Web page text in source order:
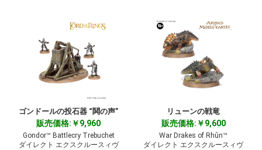
ゴンドールの投石器 “鬨の声”
販売価格:￥9,960
Gondor™ Battlecry Trebuchet
ダイレクト エクスクルースィヴ
リューンの戦竜
販売価格:￥9,600
War Drakes of Rhûn™
ダイレクト エクスクルースィヴ